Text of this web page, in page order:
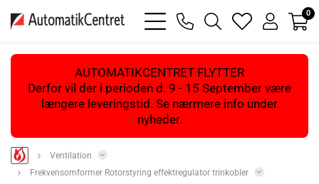
bars
light
phone
magnifying
glass
heart
light
user
light
0
AUTOMATIKCENTRET FLYTTER
Derfor vil der i perioden d. 9 - 15 September være
længere leveringstid. Se nærmere info under
nyheder.
Ventilation
Frekvensomformer Rotorstyring effektregulator trinkobler